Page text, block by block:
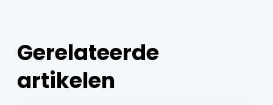
Gerelateerde
artikelen